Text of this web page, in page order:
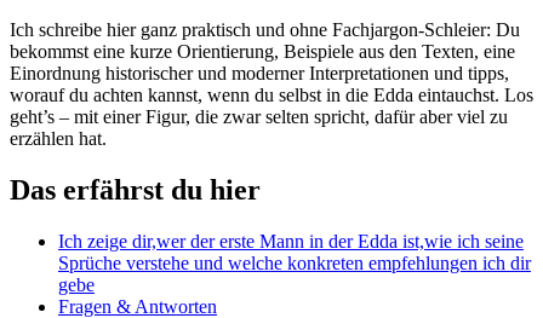
Ich schreibe hier ganz praktisch‌ und ohne‍ Fachjargon-Schleier: Du
⁢bekommst eine kurze ⁤Orientierung, ⁢Beispiele aus ‍den ⁢Texten, ‍eine
Einordnung historischer ‌und moderner Interpretationen und tipps,
worauf du achten kannst, wenn du selbst in die Edda ‌eintauchst. ⁣Los
geht’s – mit⁣ einer Figur,‍ die zwar ⁢selten ⁣spricht, dafür⁤ aber viel ‌zu
erzählen hat.
Das ​erfährst du hier
Ich ‌zeige dir,wer der erste Mann in der Edda ist,wie ich⁣ seine
Sprüche verstehe⁢ und ‌welche konkreten empfehlungen ich ⁢dir
gebe
Fragen & ⁣Antworten